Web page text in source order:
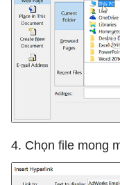
4. Chọn file mong